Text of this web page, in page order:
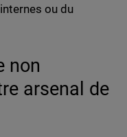
ou du
non
arsenal de